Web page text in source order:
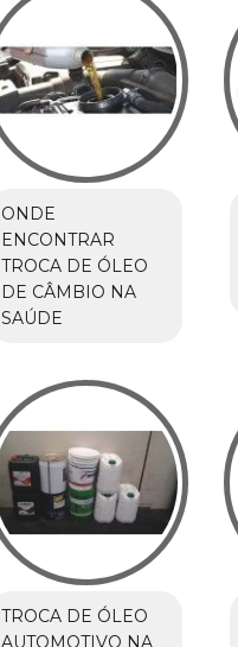
ONDE
ENCONTRAR
TROCA DE ÓLEO
DE CÂMBIO NA
SAÚDE
TROCA DE ÓLEO
AUTOMOTIVO NA